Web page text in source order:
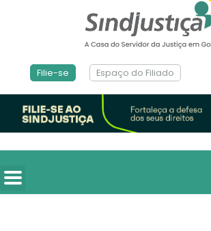
Filie-se Espaço do Filiado